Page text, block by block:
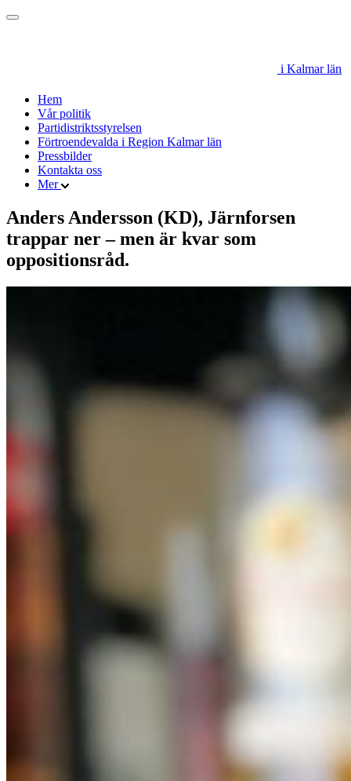
i Kalmar län
Hem
Vår politik
Partidistriktsstyrelsen
Förtroendevalda i Region Kalmar län
Pressbilder
Kontakta oss
Mer
Anders Andersson (KD), Järnforsen
trappar ner – men är kvar som
oppositionsråd.